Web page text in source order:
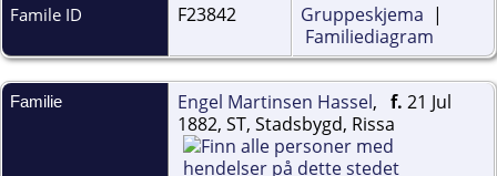
Famile ID F23842 Gruppeskjema |
Familiediagram
Familie Engel Martinsen Hassel, f. 21 Jul
1882, ST, Stadsbygd, Rissa